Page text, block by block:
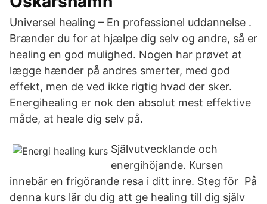
Universel healing – En professionel uddannelse .
Brænder du for at hjælpe dig selv og andre, så er
healing en god mulighed. Nogen har prøvet at
lægge hænder på andres smerter, med god
effekt, men de ved ikke rigtig hvad der sker.
Energihealing er nok den absolut mest effektive
måde, at heale dig selv på.
Självutvecklande och
energihöjande. Kursen
innebär en frigörande resa i ditt inre. Steg för På
denna kurs lär du dig att ge healing till dig själv